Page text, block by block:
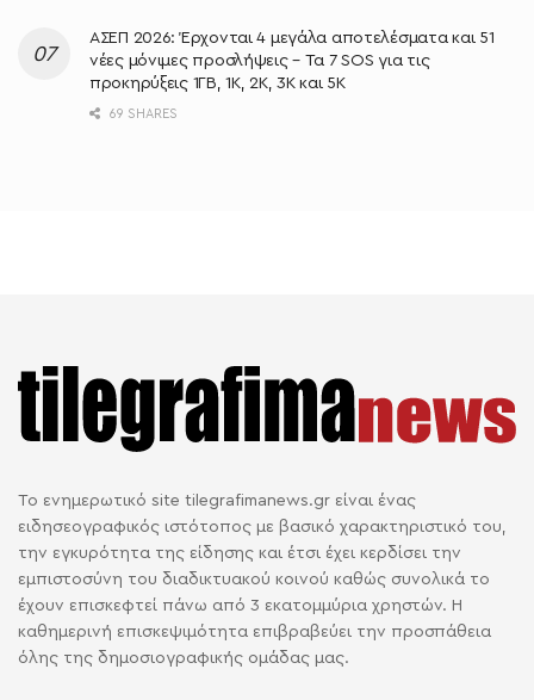
ΑΣΕΠ 2026: Έρχονται 4 μεγάλα αποτελέσματα και 51
νέες μόνιμες προσλήψεις – Τα 7 SOS για τις
προκηρύξεις 1ΓΒ, 1Κ, 2Κ, 3Κ και 5Κ
69 SHARES
Το ενημερωτικό site tilegrafimanews.gr είναι ένας
ειδησεογραφικός ιστότοπος με βασικό χαρακτηριστικό του,
την εγκυρότητα της είδησης και έτσι έχει κερδίσει την
εμπιστοσύνη του διαδικτυακού κοινού καθώς συνολικά το
έχουν επισκεφτεί πάνω από 3 εκατομμύρια χρηστών. Η
καθημερινή επισκεψιμότητα επιβραβεύει την προσπάθεια
όλης της δημοσιογραφικής ομάδας μας.